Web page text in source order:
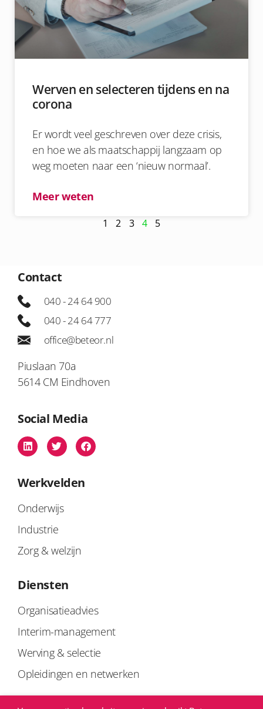
Werven en selecteren tijdens en na
corona
Er wordt veel geschreven over deze crisis,
en hoe we als maatschappij langzaam op
weg moeten naar een ‘nieuw normaal’.
Meer weten
1 2 3 4 5
Contact
040 - 24 64 900
040 - 24 64 777
office@beteor.nl
Piuslaan 70a
5614 CM Eindhoven
Social Media
Werkvelden
Onderwijs
Industrie
Zorg & welzijn
Diensten
Organisatieadvies
Interim-management
Werving & selectie
Opleidingen en netwerken